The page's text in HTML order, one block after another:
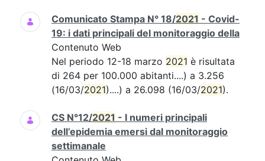
Comunicato Stampa N° 18/2021 - Covid-
19: i dati principali del monitoraggio della
Contenuto Web
Nel periodo 12-18 marzo 2021 è risultata
di 264 per 100.000 abitanti....) a 3.256
(16/03/2021)....) a 26.098 (16/03/2021).
CS N°12/2021 - I numeri principali
dell’epidemia emersi dal monitoraggio
settimanale